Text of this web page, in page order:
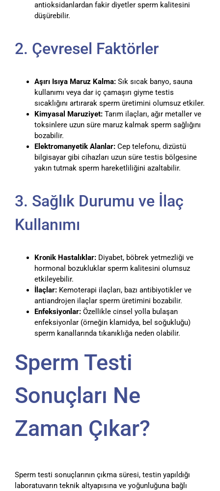
antioksidanlardan fakir diyetler sperm kalitesini
düşürebilir.
2. Çevresel Faktörler
Aşırı Isıya Maruz Kalma:Sık sıcak banyo, sauna
kullanımı veya dar iç çamaşırı giyme testis
sıcaklığını artırarak sperm üretimini olumsuz etkiler.
Kimyasal Maruziyet:Tarım ilaçları, ağır metaller ve
toksinlere uzun süre maruz kalmak sperm sağlığını
bozabilir.
Elektromanyetik Alanlar:Cep telefonu, dizüstü
bilgisayar gibi cihazları uzun süre testis bölgesine
yakın tutmak sperm hareketliliğini azaltabilir.
3. Sağlık Durumu ve İlaç
Kullanımı
Kronik Hastalıklar:Diyabet, böbrek yetmezliği ve
hormonal bozukluklar sperm kalitesini olumsuz
etkileyebilir.
İlaçlar:Kemoterapi ilaçları, bazı antibiyotikler ve
antiandrojen ilaçlar sperm üretimini bozabilir.
Enfeksiyonlar:Özellikle cinsel yolla bulaşan
enfeksiyonlar (örneğin klamidya, bel soğukluğu)
sperm kanallarında tıkanıklığa neden olabilir.
Sperm Testi
Sonuçları Ne
Zaman Çıkar?
Sperm testi sonuçlarının çıkma süresi, testin yapıldığı
laboratuvarın teknik altyapısına ve yoğunluğuna bağlı